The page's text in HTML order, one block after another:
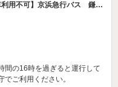
用不可】 京浜急行バス 鎌倉営業所第2車庫駐車場
間の16時を過ぎると運行して
ご利用ください。